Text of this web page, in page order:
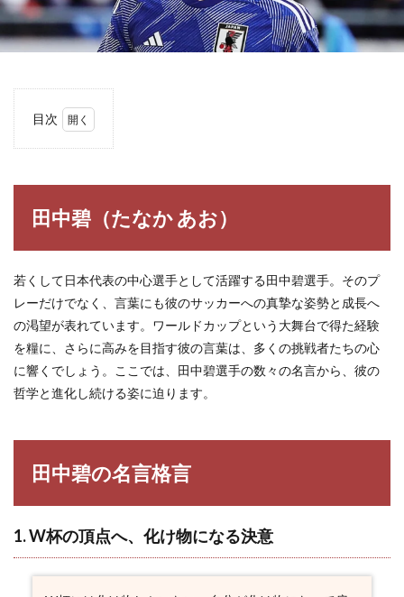
目次
なか
あ
田中
碧の
名言
格言
2.1
杯の
物に
なる
2.2
2. 勝
利へ
の揺
るぎ
田中碧（たなか あお）
若くして日本代表の中心選手として活躍する田中碧選手。そのプ
レーだけでなく、言葉にも彼のサッカーへの真摯な姿勢と成長へ
の渇望が表れています。ワールドカップという大舞台で得た経験
を糧に、さらに高みを目指す彼の言葉は、多くの挑戦者たちの心
に響くでしょう。ここでは、田中碧選手の数々の名言から、彼の
哲学と進化し続ける姿に迫ります。
田中碧の名言格言
1. W杯の頂点へ、化け物になる決意